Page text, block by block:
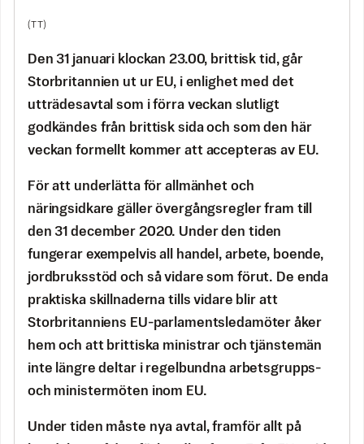
(TT)
Den 31 januari klockan 23.00, brittisk tid, går
Storbritannien ut ur EU, i enlighet med det
utträdesavtal som i förra veckan slutligt
godkändes från brittisk sida och som den här
veckan formellt kommer att accepteras av EU.
För att underlätta för allmänhet och
näringsidkare gäller övergångsregler fram till
den 31 december 2020. Under den tiden
fungerar exempelvis all handel, arbete, boende,
jordbruksstöd och så vidare som förut. De enda
praktiska skillnaderna tills vidare blir att
Storbritanniens EU-parlamentsledamöter åker
hem och att brittiska ministrar och tjänstemän
inte längre deltar i regelbundna arbetsgrupps-
och ministermöten inom EU.
Under tiden måste nya avtal, framför allt på